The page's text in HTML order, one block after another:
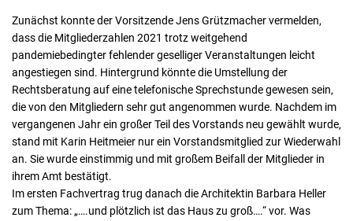
Zunächst konnte der Vorsitzende Jens Grützmacher vermelden,
dass die Mitgliederzahlen 2021 trotz weitgehend
pandemiebedingter fehlender geselliger Veranstaltungen leicht
angestiegen sind. Hintergrund könnte die Umstellung der
Rechtsberatung auf eine telefonische Sprechstunde gewesen sein,
die von den Mitgliedern sehr gut angenommen wurde. Nachdem im
vergangenen Jahr ein großer Teil des Vorstands neu gewählt wurde,
stand mit Karin Heitmeier nur ein Vorstandsmitglied zur Wiederwahl
an. Sie wurde einstimmig und mit großem Beifall der Mitglieder in
ihrem Amt bestätigt.
Im ersten Fachvertrag trug danach die Architektin Barbara Heller
zum Thema: „….und plötzlich ist das Haus zu groß….“ vor. Was